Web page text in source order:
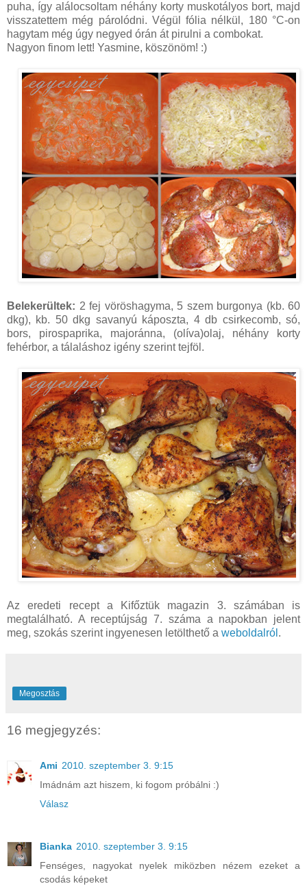
puha, így alálocsoltam néhány korty muskotályos bort, majd
visszatettem még párolódni. Végül fólia nélkül, 180 °C-on
hagytam még úgy negyed órán át pirulni a combokat.
Nagyon finom lett! Yasmine, köszönöm! :)
Belekerültek: 2 fej vöröshagyma, 5 szem burgonya (kb. 60
dkg), kb. 50 dkg savanyú káposzta, 4 db csirkecomb, só,
bors, pirospaprika, majoránna, (olíva)olaj, néhány korty
fehérbor, a tálaláshoz igény szerint tejföl.
Az eredeti recept a Kifőztük magazin 3. számában is
megtalálható. A receptújság 7. száma a napokban jelent
meg, szokás szerint ingyenesen letölthető a weboldalról .
Megosztás
16 megjegyzés:
Ami 2010. szeptember 3. 9:15
Imádnám azt hiszem, ki fogom próbálni :)
Válasz
Bianka 2010. szeptember 3. 9:15
Fenséges, nagyokat nyelek miközben nézem ezeket a
csodás képeket